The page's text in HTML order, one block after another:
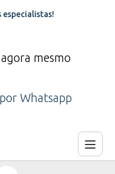
especialistas!
mesmo
Whatsapp